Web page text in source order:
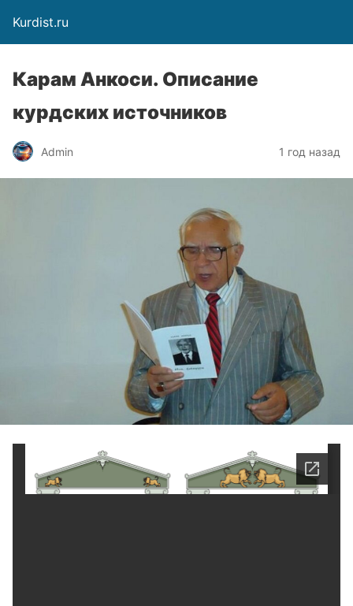
Kurdist.ru
Карам Анкоси. Описание
курдских источников
Admin 1 год назад